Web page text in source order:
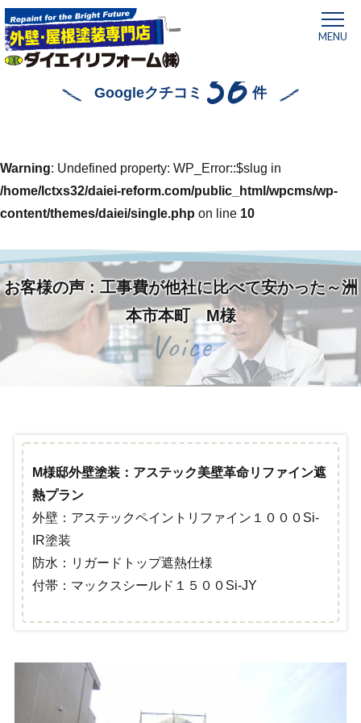
MENU
Googleクチコミ 56 件
ホーム 工事費が他社に比べて安かった～洲本市本町 M様
Warning: Undefined property: WP_Error::$slug in
/home/lctxs32/daiei-reform.com/public_html/wpcms/wp-
content/themes/daiei/single.php on line 10
お客様の声 : 工事費が他社に比べて安かった～洲
本市本町 M様
Voice
M様邸外壁塗装：アステック美壁革命リファイン遮
熱プラン
外壁：アステックペイントリファイン１０００Si‐
IR塗装
防水：リガードトップ遮熱仕様
付帯：マックスシールド１５００Si‐JY